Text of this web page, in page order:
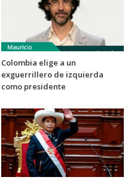
Colombia elige a un
exguerrillero de izquierda
como presidente